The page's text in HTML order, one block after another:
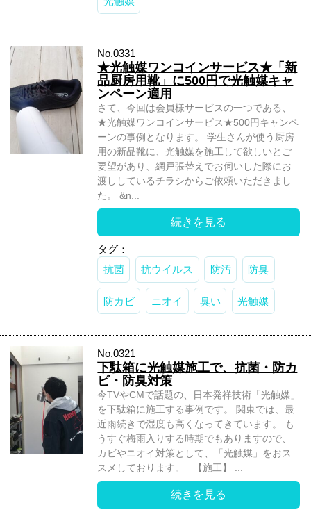
No.0331
★光触媒ワンコインサービス★「新
品厨房用靴」に500円で光触媒キャ
ンペーン適用
さて、今回は会員様サービスの一つである、
★光触媒ワンコインサービス★500円キャンペ
ーンの事例となります。 学生さんが使う厨房
用の新品靴に、光触媒を施工して欲しいとご
要望があり、網戸張替えでお伺いした際にお
渡ししているチラシからご依頼いただきまし
た。 &n...
続きを見る
タグ：
抗菌
抗ウイルス 防汚 防臭
防カビ ニオイ 臭い 光触媒
No.0321
下駄箱に光触媒施工で、抗菌・防カ
ビ・防臭対策
今TVやCMで話題の、日本発祥技術「光触媒」
を下駄箱に施工する事例です。 関東では、最
近雨続きで湿度も高くなってきています。 も
うすぐ梅雨入りする時期でもありますので、
カビやニオイ対策として、「光触媒」をおス
スメしております。 【施工】 ...
続きを見る